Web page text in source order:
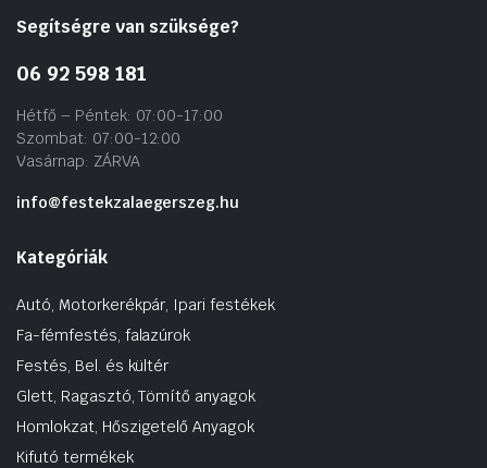
Segítségre van szüksége?
06 92 598 181
Hétfő – Péntek: 07:00-17:00
Szombat: 07:00-12:00
Vasárnap: ZÁRVA
info@festekzalaegerszeg.hu
Kategóriák
Autó, Motorkerékpár, Ipari festékek
Fa-fémfestés, falazúrok
Festés, Bel. és kültér
Glett, Ragasztó, Tömítő anyagok
Homlokzat, Hőszigetelő Anyagok
Kifutó termékek